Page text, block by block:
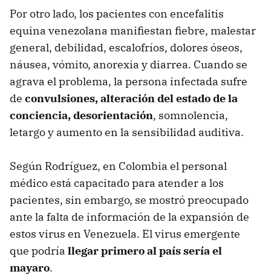
Por otro lado, los pacientes con encefalitis
equina venezolana manifiestan fiebre, malestar
general, debilidad, escalofríos, dolores óseos,
náusea, vómito, anorexia y diarrea. Cuando se
agrava el problema, la persona infectada sufre
de convulsiones, alteración del estado de la
conciencia, desorientación, somnolencia,
letargo y aumento en la sensibilidad auditiva.
Según Rodríguez, en Colombia el personal
médico está capacitado para atender a los
pacientes, sin embargo, se mostró preocupado
ante la falta de información de la expansión de
estos virus en Venezuela. El virus emergente
que podría llegar primero al país sería el
mayaro.